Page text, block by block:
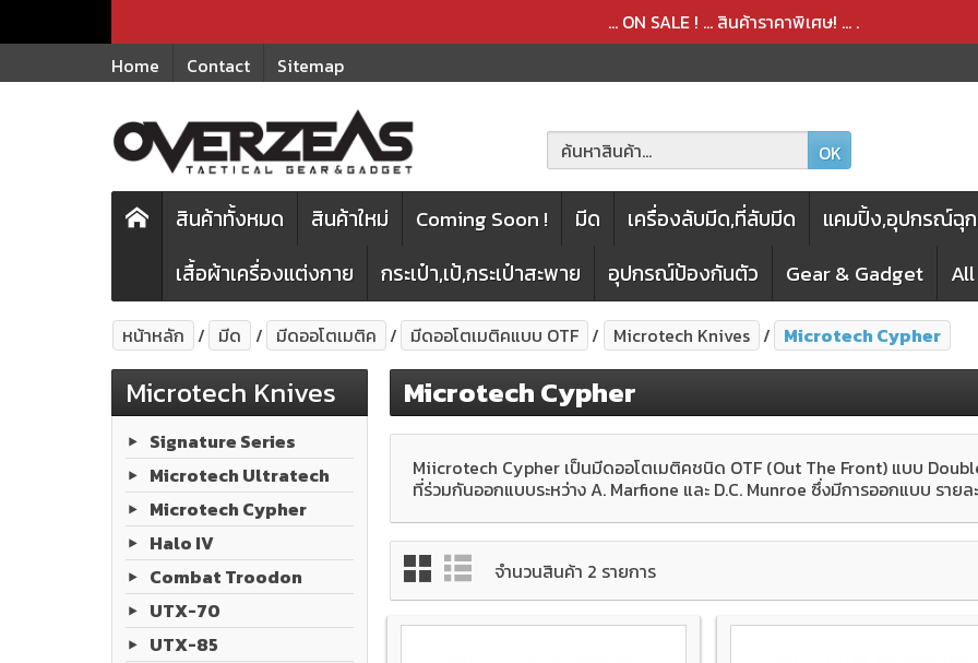
... ON SALE ! ... สินค้าราคาพิเศษ! ... .
Home
Contact Sitemap
OK
สินค้าทั้งหมด สินค้าใหม่ Coming Soon ! มีด เครื่องลับมีด,ที่ลับมีด แคมปิ้ง,อุปกรณ์ฉุ
เสื้อผ้าเครื่องแต่งกาย
กระเป๋า,เป้,กระเป๋าสะพาย อุปกรณ์ป้องกันตัว Gear & Gadget
หน้าหลัก มีด มีดออโตเมติค มีดออโตเมติคแบบ OTF Microtech Knives Microtech Cypher
Microtech Knives
Signature Series
Microtech Ultratech
Microtech Cypher
Halo IV
Combat Troodon
UTX-70
UTX-85
Microtech Cypher
Miicrotech Cypher เป็นมีดออโตเมติคชนิด OTF (Out The Front) แบบ
ที่ร่วมกันออกแบบระหว่าง A. Marfione และ D.C. Munroe ซึ่งมีการออกแบบ รา
จำนวนสินค้า 2 รายการ
สินค้าได้เพิ่มลงในตะกร้าเรียบร้อยแล้ว
สินค้าได้ถูกลบออกจากตะกร้าเรียบร้อยแล้ว